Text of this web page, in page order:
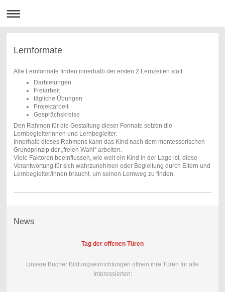
Lernformate
Alle Lernformate finden innerhalb der ersten 2 Lernzeiten statt.
Darbietungen
Freiarbeit
tägliche Übungen
Projektarbeit
Gesprächskreise
Den Rahmen für die Gestaltung dieser Formate setzen die
Lernbegleiterinnen und Lernbegleiter.
Innerhalb dieses Rahmens kann das Kind nach dem montessorischen
Grundprinzip der „freien Wahl“ arbeiten.
Viele Faktoren beeinflussen, wie weit ein Kind in der Lage ist, diese
Verantwortung für sich wahrzunehmen oder Begleitung durch Eltern und
Lernbegleiter/innen braucht, um seinen Lernweg zu finden.
News
Tag der offenen Türen
Unsere Bucher Bildungseinrichtungen öffnen ihre Türen für alle
Interessierten: